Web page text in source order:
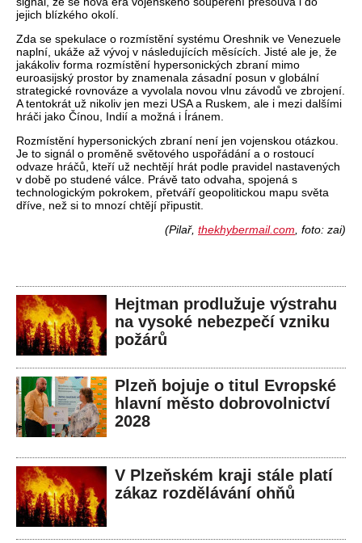
jejich blízkého okolí.
Zda se spekulace o rozmístění systému Oreshnik ve Venezuele
naplní, ukáže až vývoj v následujících měsících. Jisté ale je, že
jakákoliv forma rozmístění hypersonických zbraní mimo
euroasijský prostor by znamenala zásadní posun v globální
strategické rovnováze a vyvolala novou vlnu závodů ve zbrojení.
Atentokrát už nikoliv jen mezi USA a Ruskem, ale i mezi dalšími
hráči jako Čínou, Indií a možná i Íránem.
Rozmístění hypersonických zbraní není jen vojenskou otázkou.
Je to signál o proměně světového uspořádání a o rostoucí
odvaze hráčů, kteří už nechtějí hrát podle pravidel nastavených
v době po studené válce. Právě tato odvaha, spojená s
technologickým pokrokem, přetváří geopolitickou mapu světa
dříve, než si to mnozí chtějí připustit.
(Pilař, thekhybermail.com, foto: zai)
Hejtman prodlužuje výstrahu
na vysoké nebezpečí vzniku
požárů
Plzeň bojuje o titul Evropské
hlavní město dobrovolnictví
2028
V Plzeňském kraji stále platí
zákaz rozdělávání ohňů